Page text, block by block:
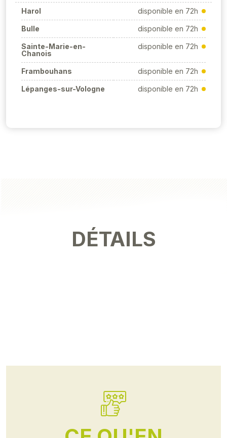
Harol disponible en 72h
Bulle disponible en 72h
Sainte-Marie-en-
Chanois
disponible en 72h
Frambouhans disponible en 72h
Lépanges-sur-Vologne disponible en 72h
DÉTAILS